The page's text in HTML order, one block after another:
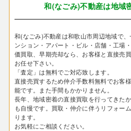
和(なごみ)不動産は地域
和(なごみ)不動産は和歌山市周辺地域で
ンション・アパート・ビル・店舗・工場
価買取、早期売却なら、お客様と直接売
お任せ下さい。
「査定」は無料でご対応致します。
直接売買するため仲介手数料無料でお客
能です。また手間もかかりません。
長年、地域密着の直接買取を行ってきた
も自慢です。買取・仲介に伴うリフォー
ります。
お気軽にご相談ください。